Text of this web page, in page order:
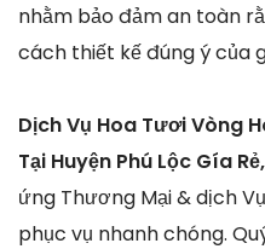
nhằm bảo đảm an toàn
cách thiết kế đúng ý của
Dịch Vụ Hoa Tươi Vòng
Tại Huyện Phú Lộc Gía
ứng Thương Mại & dịch
phục vụ nhanh chóng.